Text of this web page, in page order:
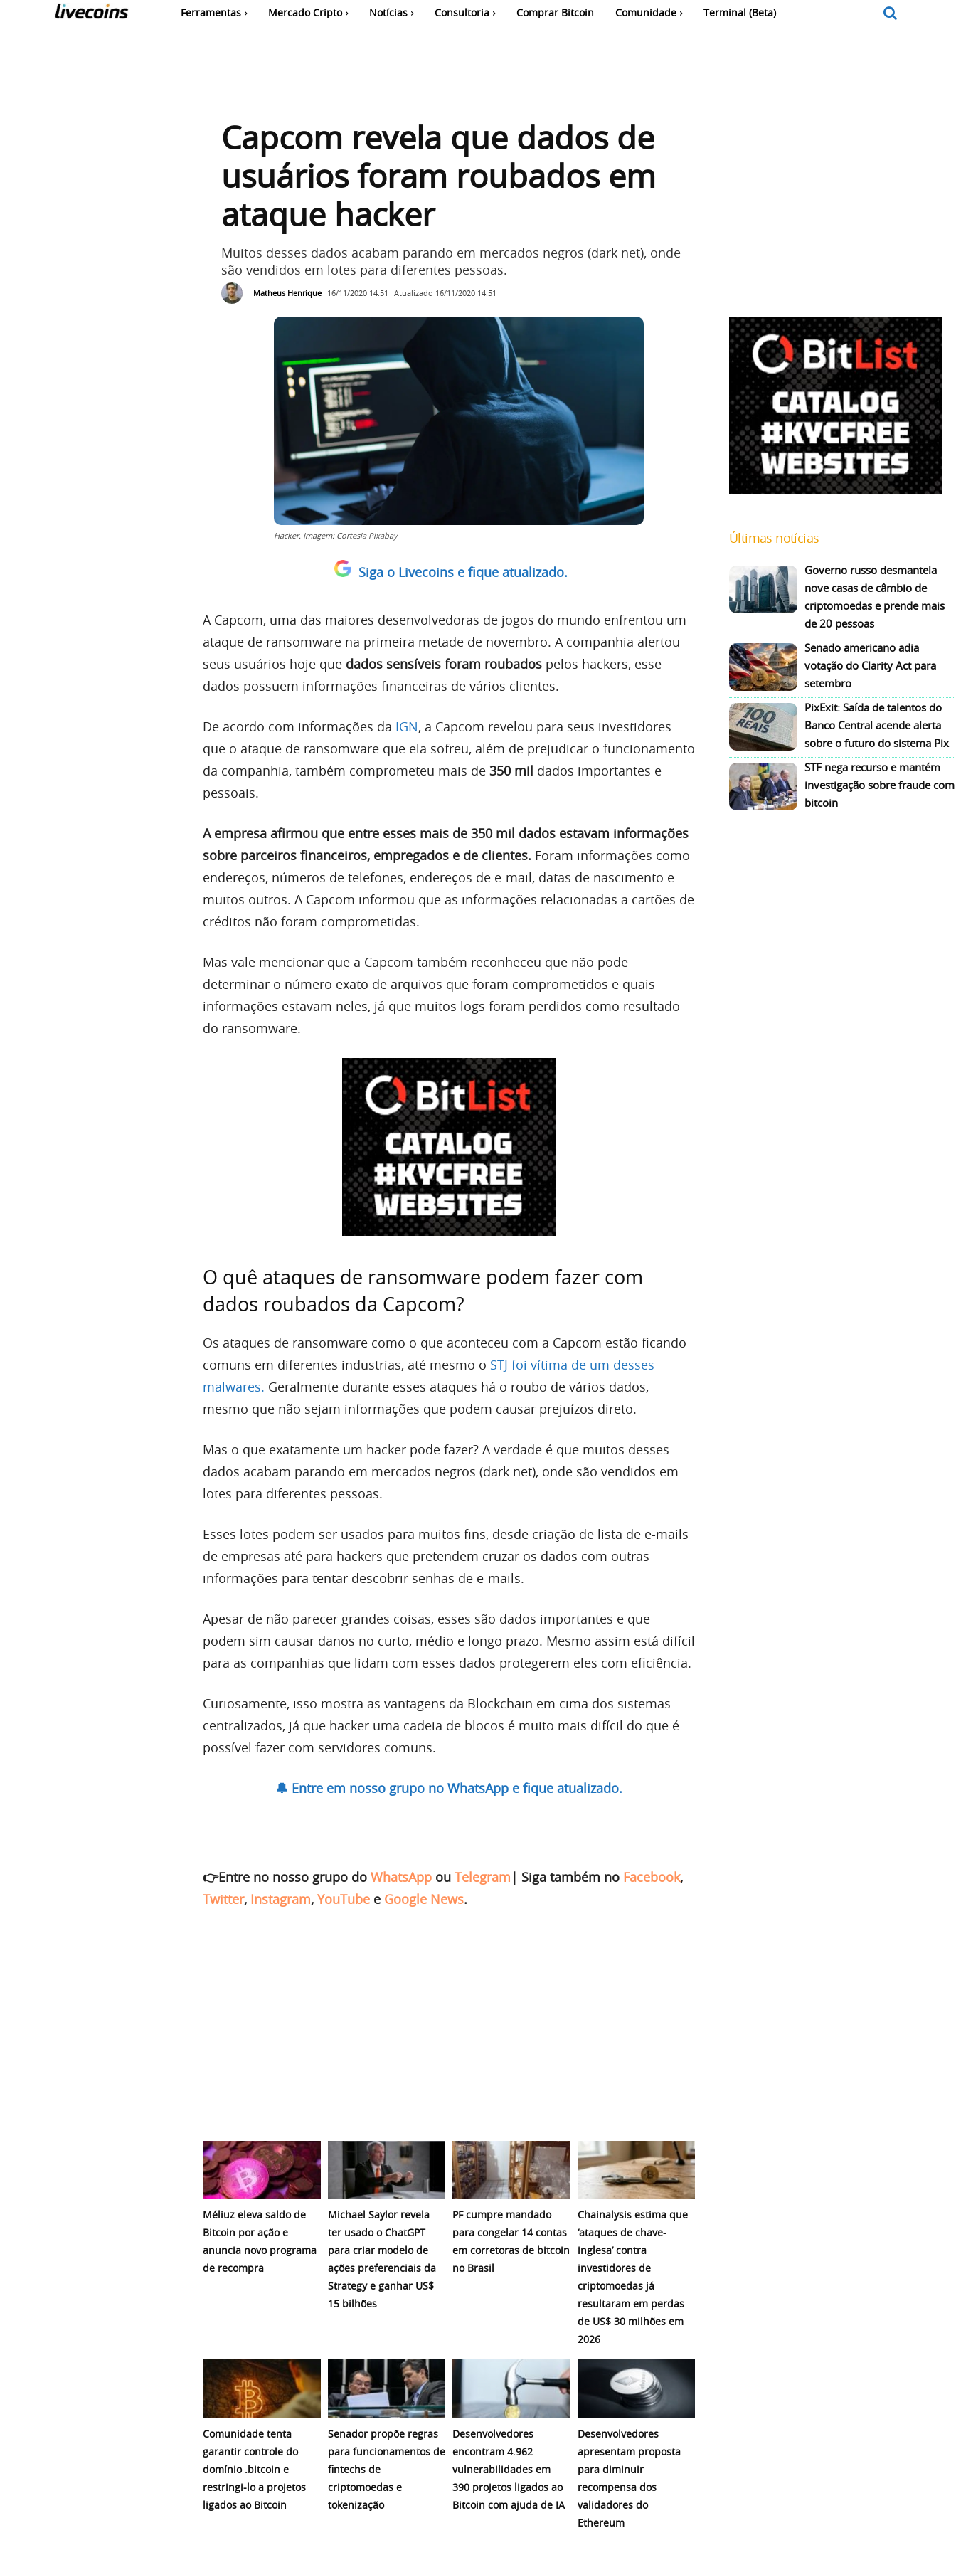
Ferramentas Mercado Cripto Notícias Consultoria Comprar Bitcoin Comunidade Terminal (Beta)
Capcom revela que dados de
usuários foram roubados em
ataque hacker
Muitos desses dados acabam parando em mercados negros (dark net), onde
são vendidos em lotes para diferentes pessoas.
Matheus Henrique 16/11/2020 14:51 Atualizado 16/11/2020 14:51
Hacker. Imagem: Cortesia Pixabay
Siga o Livecoins e fique atualizado.
A Capcom, uma das maiores desenvolvedoras de jogos do mundo enfrentou um
ataque de ransomware na primeira metade de novembro. A companhia alertou
seus usuários hoje que dados sensíveis foram roubados pelos hackers, esse
dados possuem informações financeiras de vários clientes.
De acordo com informações da IGN, a Capcom revelou para seus investidores
que o ataque de ransomware que ela sofreu, além de prejudicar o funcionamento
da companhia, também comprometeu mais de 350 mil dados importantes e
pessoais.
A empresa afirmou que entre esses mais de 350 mil dados estavam informações
sobre parceiros financeiros, empregados e de clientes. Foram informações como
endereços, números de telefones, endereços de e-mail, datas de nascimento e
muitos outros. A Capcom informou que as informações relacionadas a cartões de
créditos não foram comprometidas.
Mas vale mencionar que a Capcom também reconheceu que não pode
determinar o número exato de arquivos que foram comprometidos e quais
informações estavam neles, já que muitos logs foram perdidos como resultado
do ransomware.
O quê ataques de ransomware podem fazer com
dados roubados da Capcom?
Os ataques de ransomware como o que aconteceu com a Capcom estão ficando
comuns em diferentes industrias, até mesmo o STJ foi vítima de um desses
malwares. Geralmente durante esses ataques há o roubo de vários dados,
mesmo que não sejam informações que podem causar prejuízos direto.
Mas o que exatamente um hacker pode fazer? A verdade é que muitos desses
dados acabam parando em mercados negros (dark net), onde são vendidos em
lotes para diferentes pessoas.
Esses lotes podem ser usados para muitos fins, desde criação de lista de e-mails
de empresas até para hackers que pretendem cruzar os dados com outras
informações para tentar descobrir senhas de e-mails.
Apesar de não parecer grandes coisas, esses são dados importantes e que
podem sim causar danos no curto, médio e longo prazo. Mesmo assim está difícil
para as companhias que lidam com esses dados protegerem eles com eficiência.
Curiosamente, isso mostra as vantagens da Blockchain em cima dos sistemas
centralizados, já que hacker uma cadeia de blocos é muito mais difícil do que é
possível fazer com servidores comuns.
🔔 Entre em nosso grupo no WhatsApp e fique atualizado.
👉Entre no nosso grupo do WhatsApp ou Telegram | Siga também no Facebook,
Twitter, Instagram, YouTube e Google News.
Méliuz eleva saldo de
Bitcoin por ação e
anuncia novo programa
de recompra
Michael Saylor revela
ter usado o ChatGPT
para criar modelo de
ações preferenciais da
Strategy e ganhar US$
15 bilhões
PF cumpre mandado
para congelar 14 contas
em corretoras de bitcoin
no Brasil
Chainalysis estima que
‘ataques de chave-
inglesa’ contra
investidores de
criptomoedas já
resultaram em perdas
de US$ 30 milhões em
2026
Comunidade tenta
garantir controle do
domínio .bitcoin e
restringi-lo a projetos
ligados ao Bitcoin
Senador propõe regras
para funcionamentos de
fintechs de
criptomoedas e
tokenização
Desenvolvedores
encontram 4.962
vulnerabilidades em
390 projetos ligados ao
Bitcoin com ajuda de IA
Desenvolvedores
apresentam proposta
para diminuir
recompensa dos
validadores do
Ethereum
Últimas notícias
Governo russo desmantela
nove casas de câmbio de
criptomoedas e prende mais
de 20 pessoas
Senado americano adia
votação do Clarity Act para
setembro
PixExit: Saída de talentos do
Banco Central acende alerta
sobre o futuro do sistema Pix
STF nega recurso e mantém
investigação sobre fraude com
bitcoin